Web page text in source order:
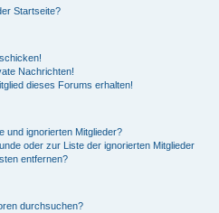
Startseite?
Nachrichten!
dieses Forums erhalten!
und ignorierten Mitglieder?
oder zur Liste der ignorierten Mitglieder
entfernen?
durchsuchen?